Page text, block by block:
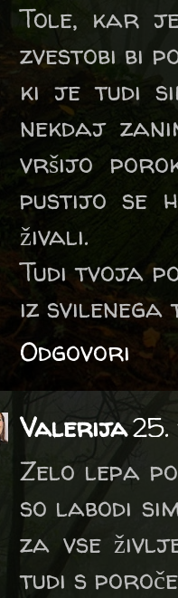
Tole, kar
zvestobi bi
ki je tudi
nekdaj
vršijo
pustijo se
živali.
Tudi tvoja
iz
Odgovori
Valerija
Zelo lepa
so labodi
za vse
tudi s